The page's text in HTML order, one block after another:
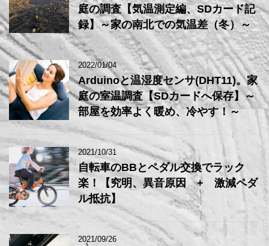
庭の調査【気温測定編、SDカード記
録】～家の南北での気温差（冬）～
2022/01/04
Arduinoと温湿度センサ(DHT11)。家
庭の室温調査【SDカードへ保存】～
部屋を効率よく暖め、冷やす！～
2021/10/31
自転車のBBとペダル交換でラック
楽！【究明、異音原因 + 激減ペダ
ル抵抗】
2021/09/26